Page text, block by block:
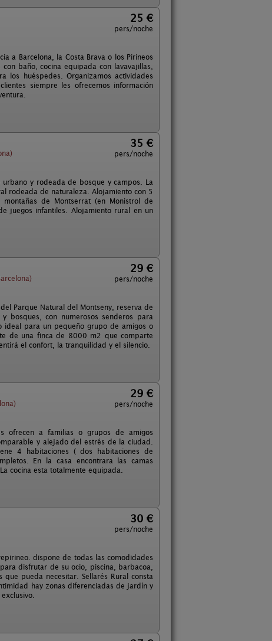
25 €
pers/noche
a Barcelona, la Costa Brava o los Pirineos
baño, cocina equipada con lavavajillas,
los huéspedes. Organizamos actividades
siempre les ofrecemos información
35 €
pers/noche
y rodeada de bosque y campos. La
rodeada de naturaleza. Alojamiento con 5
de Montserrat (en Monistrol de
juegos infantiles. Alojamiento rural en un
29 €
pers/noche
Parque Natural del Montseny, reserva de
bosques, con numerosos senderos para
para un pequeño grupo de amigos o
de una finca de 8000 m2 que comparte
el confort, la tranquilidad y el silencio.
29 €
pers/noche
ofrecen a familias o grupos de amigos
y alejado del estrés de la ciudad.
4 habitaciones ( dos habitaciones de
En la casa encontrara las camas
cocina esta totalmente equipada.
30 €
pers/noche
dispone de todas las comodidades
disfrutar de su ocio, piscina, barbacoa,
pueda necesitar. Sellarés Rural consta
hay zonas diferenciadas de jardín y